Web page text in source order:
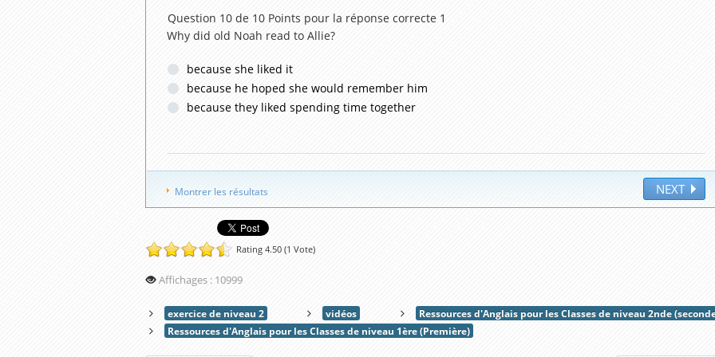
Question 10 de 10 Points pour la réponse correcte 1
Why did old Noah read to Allie?
because she liked it
because he hoped she would remember him
because they liked spending time together
Montrer les résultats NEXT
Rating 4.50 (1 Vote)
Affichages : 10999
exercice de niveau 2 vidéos
Ressources d'Anglais pour les Classes de niveau 2nde
Ressources d'Anglais pour les Classes de niveau 1ère (Première)